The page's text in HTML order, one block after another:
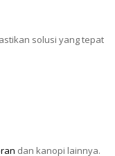
solusi yang tepat
dan kanopi lainnya.